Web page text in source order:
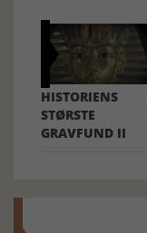
HISTORIENS
STØRSTE
GRAVFUND II